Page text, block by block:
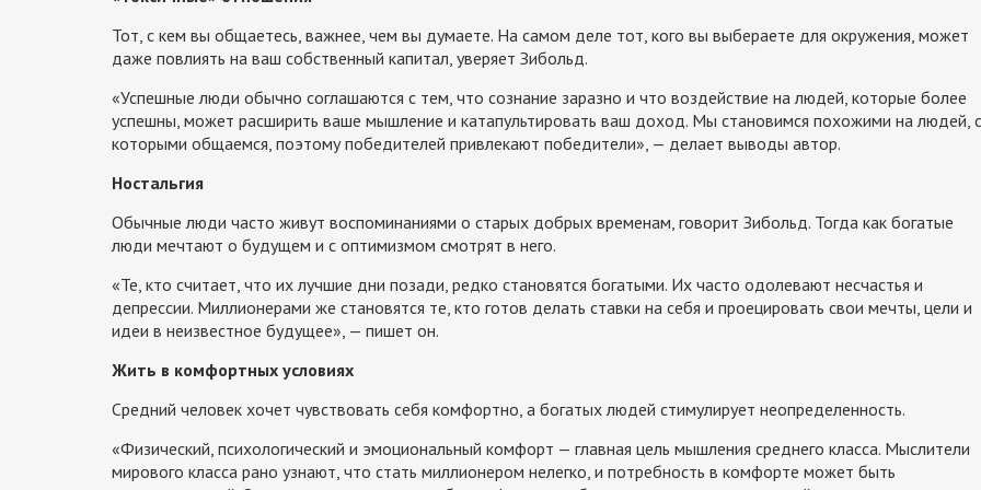
Тот, с кем вы общаетесь, важнее, чем вы думаете. На самом деле тот, кого вы выбераете для окружения, может
даже повлиять на ваш собственный капитал, уверяет Зибольд.
«Успешные люди обычно соглашаются с тем, что сознание заразно и что воздействие на людей, которые более
успешны, может расширить ваше мышление и катапультировать ваш доход. Мы становимся похожими на людей, с
которыми общаемся, поэтому победителей привлекают победители», — делает выводы автор.
Ностальгия
Обычные люди часто живут воспоминаниями о старых добрых временам, говорит Зибольд. Тогда как богатые
люди мечтают о будущем и с оптимизмом смотрят в него.
«Те, кто считает, что их лучшие дни позади, редко становятся богатыми. Их часто одолевают несчастья и
депрессии. Миллионерами же становятся те, кто готов делать ставки на себя и проецировать свои мечты, цели и
идеи в неизвестное будущее», — пишет он.
Жить в комфортных условиях
Средний человек хочет чувствовать себя комфортно, а богатых людей стимулирует неопределенность.
«Физический, психологический и эмоциональный комфорт — главная цель мышления среднего класса. Мыслители
мирового класса рано узнают, что стать миллионером нелегко, и потребность в комфорте может быть